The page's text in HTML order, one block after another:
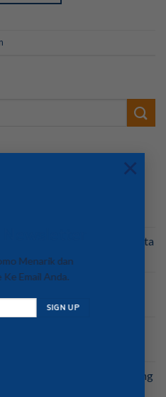
Menarik dan
Email Anda.
×
Jakarta Depok Bogor
di Pantai Indah Kapuk Jakarta
Jenis Merek Berkualitas di
Berkualitas
Murah Berkualitas Semarang